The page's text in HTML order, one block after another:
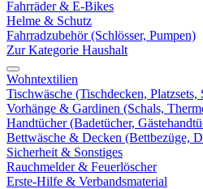
Fahrräder & E-Bikes
Helme & Schutz
Fahrradzubehör (Schlösser, Pumpen)
Zur Kategorie Haushalt
Wohntextilien
Tischwäsche (Tischdecken, Platzsets,
Vorhänge & Gardinen (Schals,
Handtücher (Badetücher,
Bettwäsche & Decken (Bettbezüge,
Sicherheit & Sonstiges
Rauchmelder & Feuerlöscher
Erste-Hilfe & Verbandsmaterial